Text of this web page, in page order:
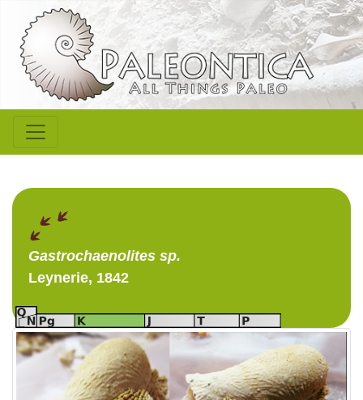
Gastrochaenolites sp.
Leynerie, 1842